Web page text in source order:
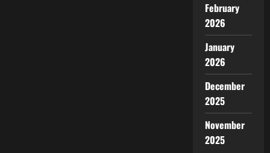
February
2026
January
2026
December
2025
November
2025